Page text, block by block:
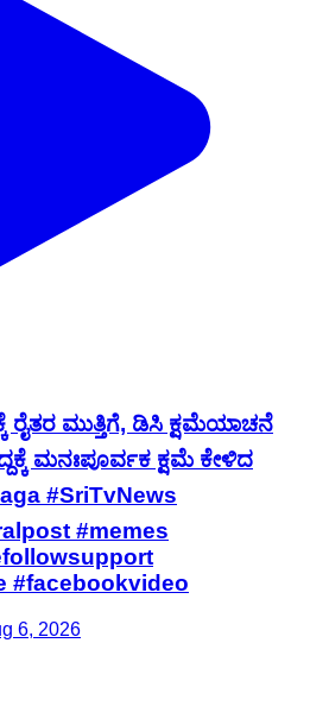
ರೈತರ ಮುತ್ತಿಗೆ, ಡಿಸಿ ಕ್ಷಮೆಯಾಚನೆ
ಮನಃಪೂರ್ವಕ ಕ್ಷಮೆ ಕೇಳಿದ
#SriTvNews
#memes
#facebookvideo
6, 2026